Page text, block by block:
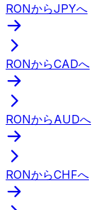
RONからJPYへ
RONからCADへ
RONからAUDへ
RONからCHFへ